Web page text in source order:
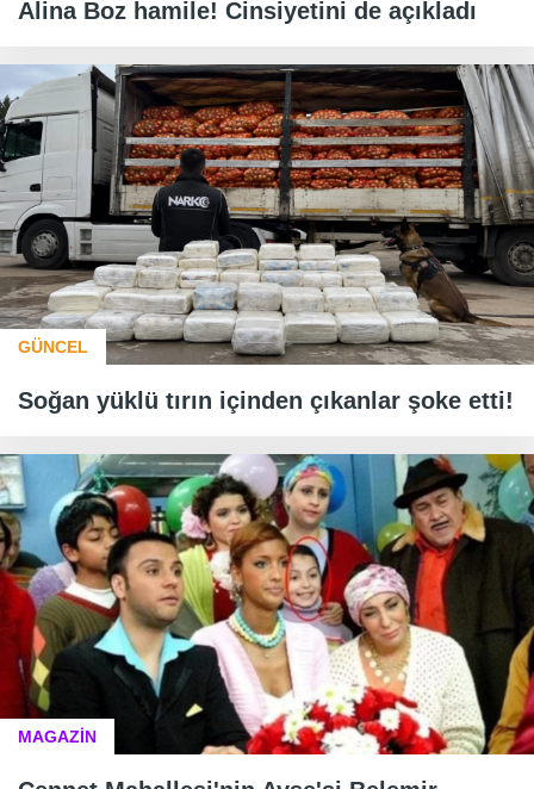
Alina Boz hamile! Cinsiyetini de açıkladı
GÜNCEL
Soğan yüklü tırın içinden çıkanlar şoke etti!
MAGAZİN